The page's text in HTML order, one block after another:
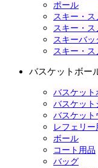
ポール
スキー・ス
スキー・
スキーバッ
スキー・ス
バスケットボー
バスケット
バスケット
バスケット
レフェリー
ボール
コート用品
バッグ